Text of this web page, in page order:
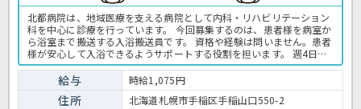
北都病院は、地域医療を支える病院として内科・リハビリテーション
科を中心に診療を行っています。 今回募集するのは、患者様を病室か
ら浴室まで搬送する入浴搬送員です。 資格や経験は問いません。患者
様が安心して入浴できるようサポートする役割を担います。 週4日・9
時から16時までの勤務で、土日祝休みのため、家庭やプライベートと
の両立を目指したい方にもおすすめです。 病院での入浴業務全般で
す。 ＜介護職 パート 病院の入浴搬送員求人＞
給与 時給1,075円
住所 北海道札幌市手稲区手稲山口550-2